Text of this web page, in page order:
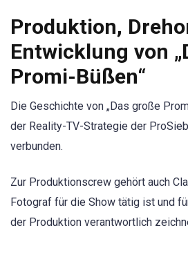
Produktion,
Entwicklung von
Promi-Büßen“
Die Geschichte von „Das große
der Reality-TV-Strategie der
verbunden.
Zur Produktionscrew gehört auch
Fotograf für die Show tätig ist und
der Produktion verantwortlich